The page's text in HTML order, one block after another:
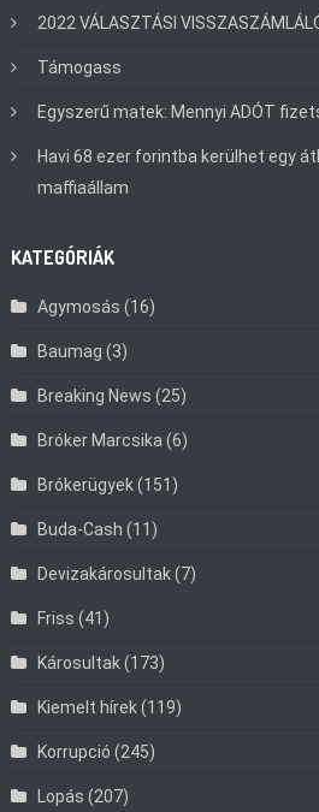
2022 VÁLASZTÁSI
Támogass
Egyszerű matek: Mennyi ADÓT
Havi 68 ezer forintba kerülhet egy
maffiaállam
KATEGÓRIÁK
Agymosás (16)
Baumag (3)
Breaking News (25)
Bróker Marcsika(6)
Brókerügyek(151)
Buda-Cash (11)
Devizakárosultak(7)
Friss (41)
Károsultak(173)
Kiemelt hírek(119)
Korrupció (245)
Lopás (207)